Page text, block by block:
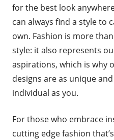
for the best look
can always find a style to
own. Fashion is more
style: it also represents
aspirations, which is why
designs are as unique and
individual as you.
For those who embrace
cutting edge fashion